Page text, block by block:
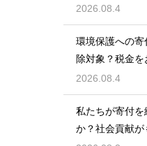
するコツ
2026.08.4
環境保護への
除対象？税金
然を守る術
2026.08.4
私たちが寄付
か？社会貢献